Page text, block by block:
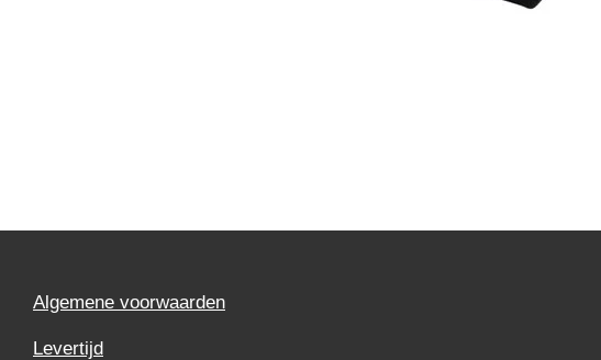
Algemene voorwaarden
Levertijd